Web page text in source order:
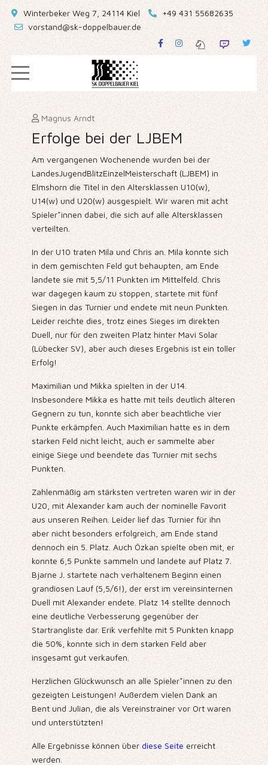
Winterbeker Weg 7, 24114 Kiel
+49 431 55682635
vorstand@sk-doppelbauer.de
Magnus Arndt
Erfolge bei der LJBEM
Am vergangenen Wochenende wurden bei der
LandesJugendBlitzEinzelMeisterschaft (LJBEM) in
Elmshorn die Titel in den Altersklassen U10(w),
U14(w) und U20(w) ausgespielt. Wir waren mit acht
Spieler*innen dabei, die sich auf alle Altersklassen
verteilten.
In der U10 traten Mila und Chris an. Mila konnte sich
in dem gemischten Feld gut behaupten, am Ende
landete sie mit 5,5/11 Punkten im Mittelfeld. Chris
war dagegen kaum zu stoppen, startete mit fünf
Siegen in das Turnier und endete mit neun Punkten.
Leider reichte dies, trotz eines Sieges im direkten
Duell, nur für den zweiten Platz hinter Mavi Solar
(Lübecker SV), aber auch dieses Ergebnis ist ein toller
Erfolg!
Maximilian und Mikka spielten in der U14.
Insbesondere Mikka es hatte mit teils deutlich älteren
Gegnern zu tun, konnte sich aber beachtliche vier
Punkte erkämpfen. Auch Maximilian hatte es in dem
starken Feld nicht leicht, auch er sammelte aber
einige Siege und beendete das Turnier mit sechs
Punkten.
Zahlenmäßig am stärksten vertreten waren wir in der
U20, mit Alexander kam auch der nominelle Favorit
aus unseren Reihen. Leider lief das Turnier für ihn
aber nicht besonders erfolgreich, am Ende stand
dennoch ein 5. Platz. Auch Özkan spielte oben mit, er
konnte 6,5 Punkte sammeln und landete auf Platz 7.
Bjarne J. startete nach verhaltenem Beginn einen
grandiosen Lauf (5,5/6!), der erst im vereinsinternen
Duell mit Alexander endete. Platz 14 stellte dennoch
eine deutliche Verbesserung gegenüber der
Startrangliste dar. Erik verfehlte mit 5 Punkten knapp
die 50%, konnte sich in dem starken Feld aber
insgesamt gut verkaufen.
Herzlichen Glückwunsch an alle Spieler*innen zu den
gezeigten Leistungen! Außerdem vielen Dank an
Bent und Julian, die als Vereinstrainer vor Ort waren
und unterstützten!
Alle Ergebnisse können über diese Seite erreicht
werden.